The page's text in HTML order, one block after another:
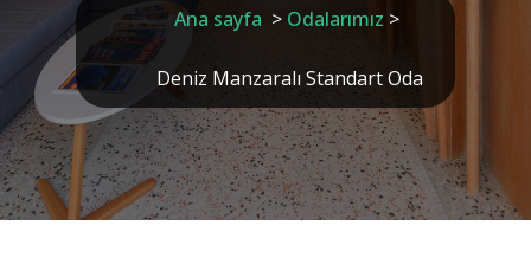
Ana sayfa > Odalarımız >
Deniz Manzaralı Standart Oda